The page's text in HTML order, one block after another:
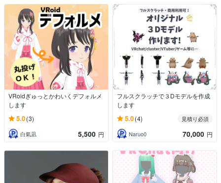
VRoidぎゅっとかわいくデフォルメ
します
5.0(3)
白氣凪 5,500 円
フルスクラッチで３Dモデルを作成
します
5.0(4)
見積り必須
Naruo0
70,000 円